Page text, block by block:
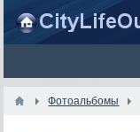
Фотоальбомы